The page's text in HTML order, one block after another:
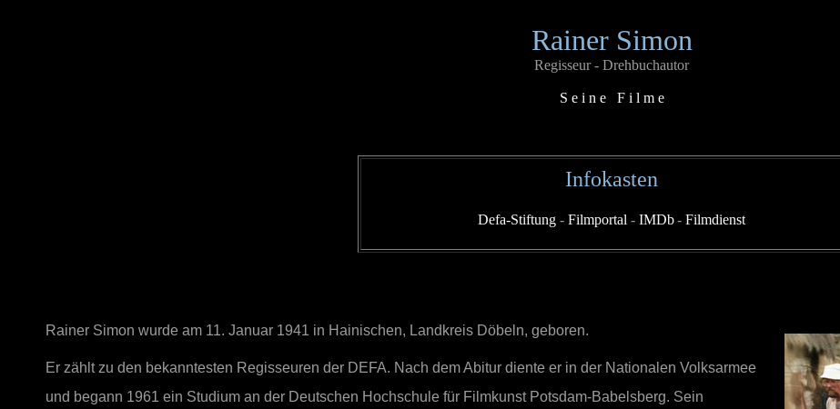
Rainer Simon
Regisseur - Drehbuchautor
S e i n e F i l m e
Infokasten
Defa-Stiftung - Filmportal - IMDb- Filmdienst
Rainer Simon wurde am 11. Januar 1941 in Hainischen, Landkreis Döbeln, geboren.
Er zählt zu den bekanntesten Regisseuren der DEFA. Nach dem Abitur diente er in der Nationalen Volksarmee
und begann 1961 ein Studium an der Deutschen Hochschule für Filmkunst Potsdam-Babelsberg. Sein